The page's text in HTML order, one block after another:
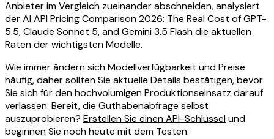
Anbieter im Vergleich zueinander abschneiden, analysiert
derAI API Pricing Comparison 2026: The Real Cost of GPT-
5.5, Claude Sonnet 5, and Gemini 3.5 Flashdie aktuellen
Raten der wichtigsten Modelle.
Wie immer ändern sich Modellverfügbarkeit und Preise
häufig, daher sollten Sie aktuelle Details bestätigen, bevor
Sie sich für den hochvolumigen Produktionseinsatz darauf
verlassen. Bereit, die Guthabenabfrage selbst
auszuprobieren? Erstellen Sie einen API-Schlüsselund
beginnen Sie noch heute mit dem Testen.